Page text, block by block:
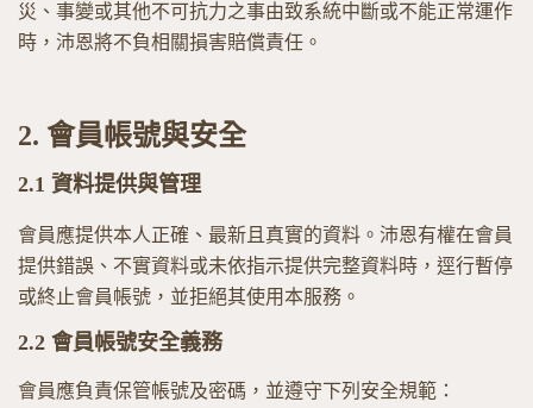
災、事變或其他不可抗力之事由致系統中斷或不能正常運作
時，沛恩將不負相關損害賠償責任。
2. 會員帳號與安全
2.1 資料提供與管理
會員應提供本人正確、最新且真實的資料。沛恩有權在會員
提供錯誤、不實資料或未依指示提供完整資料時，逕行暫停
或終止會員帳號，並拒絕其使用本服務。
2.2 會員帳號安全義務
會員應負責保管帳號及密碼，並遵守下列安全規範：